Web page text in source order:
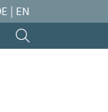
| EN